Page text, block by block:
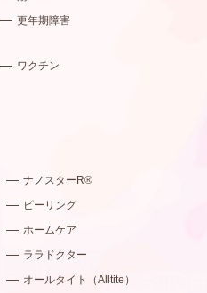
更年期障害
ワクチン
ナノスターR®
ピーリング
ホームケア
ララドクター
オールタイト（Alltite）